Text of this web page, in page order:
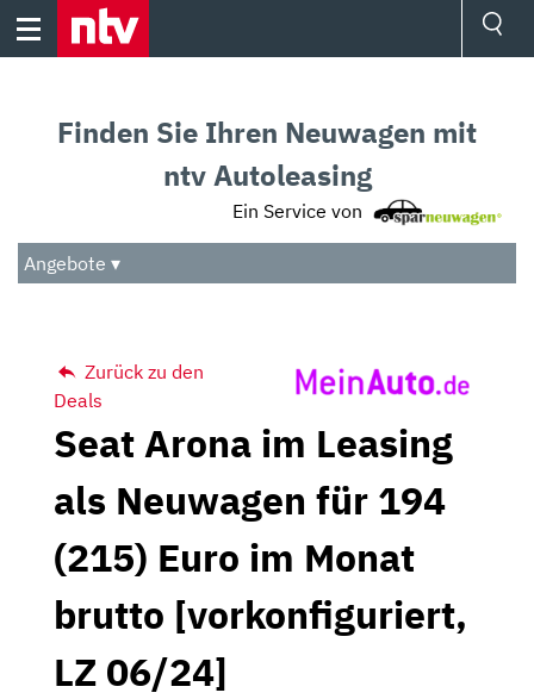
Skip
Audio
Das Beste
Finden Sie Ihren Neuwagen mit
ntv Autoleasing
Ein Service von
Angebote ▾
Zurück zu den
Deals
Seat Arona im Leasing
als Neuwagen für 194
(215) Euro im Monat
brutto [vorkonfiguriert,
LZ 06/24]